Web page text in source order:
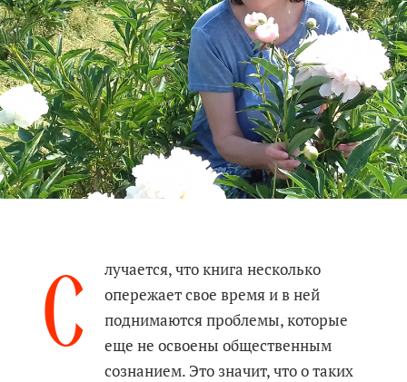
С
лучается, что книга несколько
опережает свое время и в ней
поднимаются проблемы, которые
еще не освоены общественным
сознанием. Это значит, что о таких